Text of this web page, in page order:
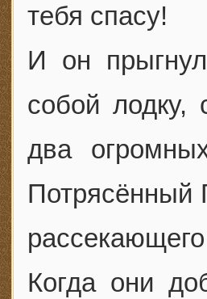
тебя спасу!
И он
собой лодку,
два
Потрясённый
Когда они